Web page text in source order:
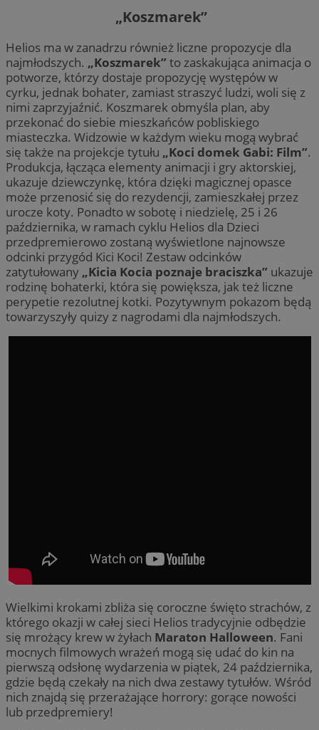
„Koszmarek”
Helios ma w zanadrzu również liczne propozycje dla
najmłodszych. „Koszmarek” to zaskakująca animacja o
potworze, którzy dostaje propozycję występów w
cyrku, jednak bohater, zamiast straszyć ludzi, woli się z
nimi zaprzyjaźnić. Koszmarek obmyśla plan, aby
przekonać do siebie mieszkańców pobliskiego
miasteczka. Widzowie w każdym wieku mogą wybrać
się także na projekcje tytułu „Koci domek Gabi: Film”.
Produkcja, łącząca elementy animacji i gry aktorskiej,
ukazuje dziewczynkę, która dzięki magicznej opasce
może przenosić się do rezydencji, zamieszkałej przez
urocze koty. Ponadto w sobotę i niedzielę, 25 i 26
października, w ramach cyklu Helios dla Dzieci
przedpremierowo zostaną wyświetlone najnowsze
odcinki przygód Kici Koci! Zestaw odcinków
zatytułowany „Kicia Kocia poznaje braciszka” ukazuje
rodzinę bohaterki, która się powiększa, jak też liczne
perypetie rezolutnej kotki. Pozytywnym pokazom będą
towarzyszyły quizy z nagrodami dla najmłodszych.
Wielkimi krokami zbliża się coroczne święto strachów, z
którego okazji w całej sieci Helios tradycyjnie odbędzie
się mrożący krew w żyłach Maraton Halloween. Fani
mocnych filmowych wrażeń mogą się udać do kin na
pierwszą odsłonę wydarzenia w piątek, 24 października,
gdzie będą czekały na nich dwa zestawy tytułów. Wśród
nich znajdą się przerażające horrory: gorące nowości
lub przedpremiery!